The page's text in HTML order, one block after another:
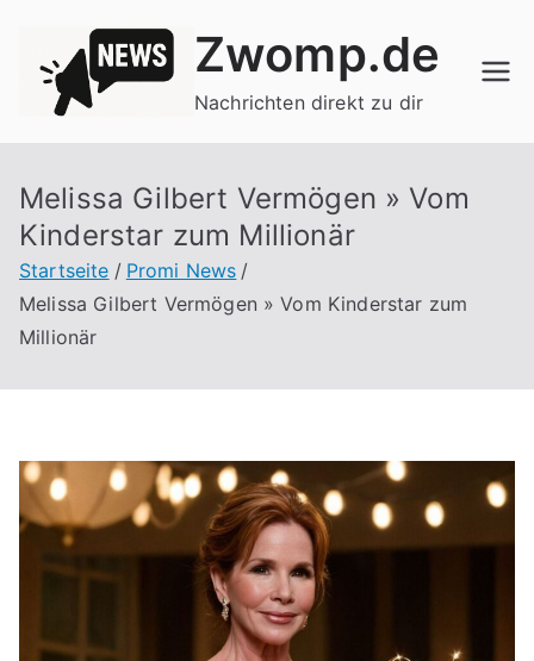
springen
Zwomp.de
Nachrichten direkt zu dir
Melissa Gilbert Vermögen » Vom
Kinderstar zum Millionär
Startseite
Promi News
Melissa Gilbert Vermögen » Vom Kinderstar zum
Millionär